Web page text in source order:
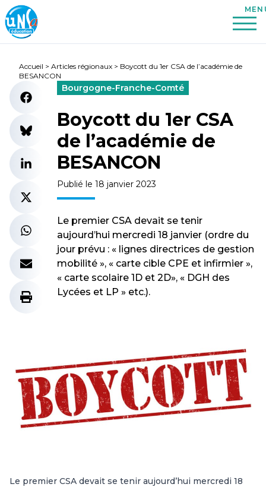
Accueil > Articles régionaux > Boycott du 1er CSA de l’académie de
BESANCON
Bourgogne-Franche-Comté
Boycott du 1er CSA
de l’académie de
BESANCON
Publié le 18 janvier 2023
Le premier CSA devait se tenir
aujourd’hui mercredi 18 janvier (ordre du
jour prévu : « lignes directrices de gestion
mobilité », « carte cible CPE et infirmier »,
« carte scolaire 1D et 2D», « DGH des
Lycées et LP » etc.).
Le premier CSA devait se tenir aujourd’hui mercredi 18